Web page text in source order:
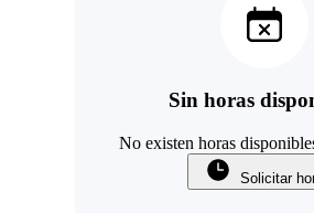
Sin horas
No existen horas
Solicitar